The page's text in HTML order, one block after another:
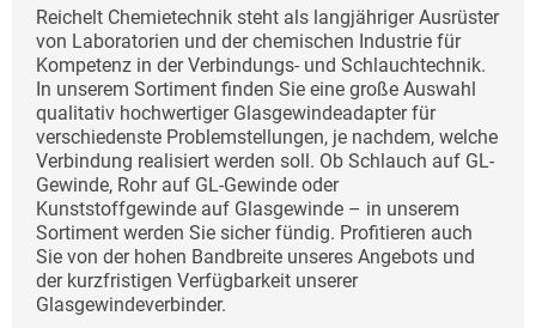
Reichelt Chemietechnik steht als langjähriger Ausrüster
von Laboratorien und der chemischen Industrie für
Kompetenz in der Verbindungs- und Schlauchtechnik.
In unserem Sortiment finden Sie eine große Auswahl
qualitativ hochwertiger Glasgewindeadapter für
verschiedenste Problemstellungen, je nachdem, welche
Verbindung realisiert werden soll. Ob Schlauch auf GL-
Gewinde, Rohr auf GL-Gewinde oder
Kunststoffgewinde auf Glasgewinde – in unserem
Sortiment werden Sie sicher fündig. Profitieren auch
Sie von der hohen Bandbreite unseres Angebots und
der kurzfristigen Verfügbarkeit unserer
Glasgewindeverbinder.